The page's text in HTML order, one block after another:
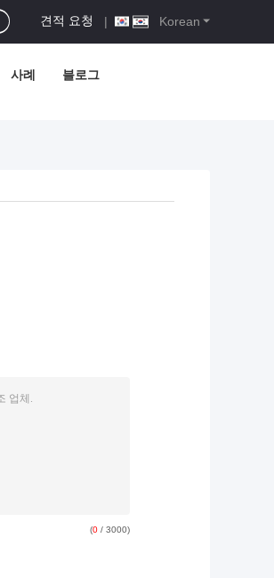
Korean
견적 요청 |
사례 블로그
(0 / 3000)